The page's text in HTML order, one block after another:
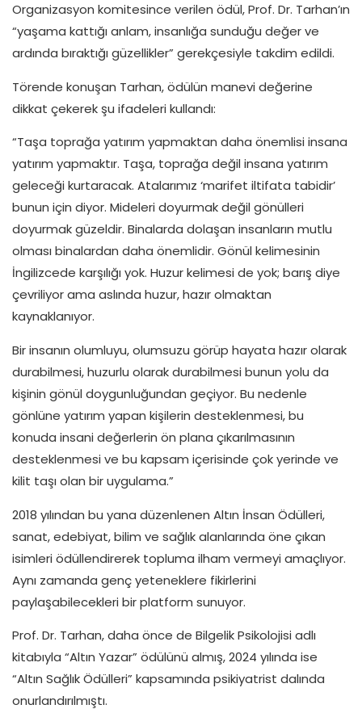
Organizasyon komitesince verilen ödül, Prof. Dr. Tarhan’ın
“yaşama kattığı anlam, insanlığa sunduğu değer ve
ardında bıraktığı güzellikler” gerekçesiyle takdim edildi.
Törende konuşan Tarhan, ödülün manevi değerine
dikkat çekerek şu ifadeleri kullandı:
“Taşa toprağa yatırım yapmaktan daha önemlisi insana
yatırım yapmaktır. Taşa, toprağa değil insana yatırım
geleceği kurtaracak. Atalarımız ‘marifet iltifata tabidir’
bunun için diyor. Mideleri doyurmak değil gönülleri
doyurmak güzeldir. Binalarda dolaşan insanların mutlu
olması binalardan daha önemlidir. Gönül kelimesinin
İngilizcede karşılığı yok. Huzur kelimesi de yok; barış diye
çevriliyor ama aslında huzur, hazır olmaktan
kaynaklanıyor.
Bir insanın olumluyu, olumsuzu görüp hayata hazır olarak
durabilmesi, huzurlu olarak durabilmesi bunun yolu da
kişinin gönül doygunluğundan geçiyor. Bu nedenle
gönlüne yatırım yapan kişilerin desteklenmesi, bu
konuda insani değerlerin ön plana çıkarılmasının
desteklenmesi ve bu kapsam içerisinde çok yerinde ve
kilit taşı olan bir uygulama.”
2018 yılından bu yana düzenlenen Altın İnsan Ödülleri,
sanat, edebiyat, bilim ve sağlık alanlarında öne çıkan
isimleri ödüllendirerek topluma ilham vermeyi amaçlıyor.
Aynı zamanda genç yeteneklere fikirlerini
paylaşabilecekleri bir platform sunuyor.
Prof. Dr. Tarhan, daha önce de Bilgelik Psikolojisi adlı
kitabıyla “Altın Yazar” ödülünü almış, 2024 yılında ise
“Altın Sağlık Ödülleri” kapsamında psikiyatrist dalında
onurlandırılmıştı.